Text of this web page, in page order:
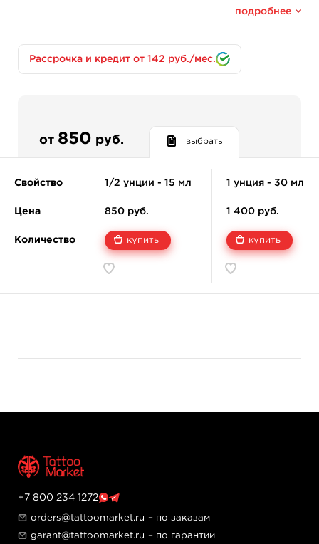
Состав:
Pigment White 6 - PW6 (CI 77891)
Pigment Blue - PB15 (CI 74160)
пигменты не наносят вреда иммунитету. Для
разбавления пигментов применяется очищенная вода
также предотвратить воспалительные процессы
• бензиловый спирт;
• изопропиловый спирт;
• экстракт гамамелиса;
Этот оттенок отлично подойдет для изображения
цвета неба, а также лепестков необычных растений.
Благодаря смешиванию с белой краской из него
можно создавать новые более мягкие оттенки.
подробнее
Рассрочка и кредит от 142 руб./мес.
от 850 руб. выбрать
Свойство
Цена
Количество
1/2 унции - 15 мл
850 руб.
купить
1 унция - 30 мл
1 400 руб.
купить
+7 800 234 1272
orders@tattoomarket.ru – по заказам
garant@tattoomarket.ru – по гарантии